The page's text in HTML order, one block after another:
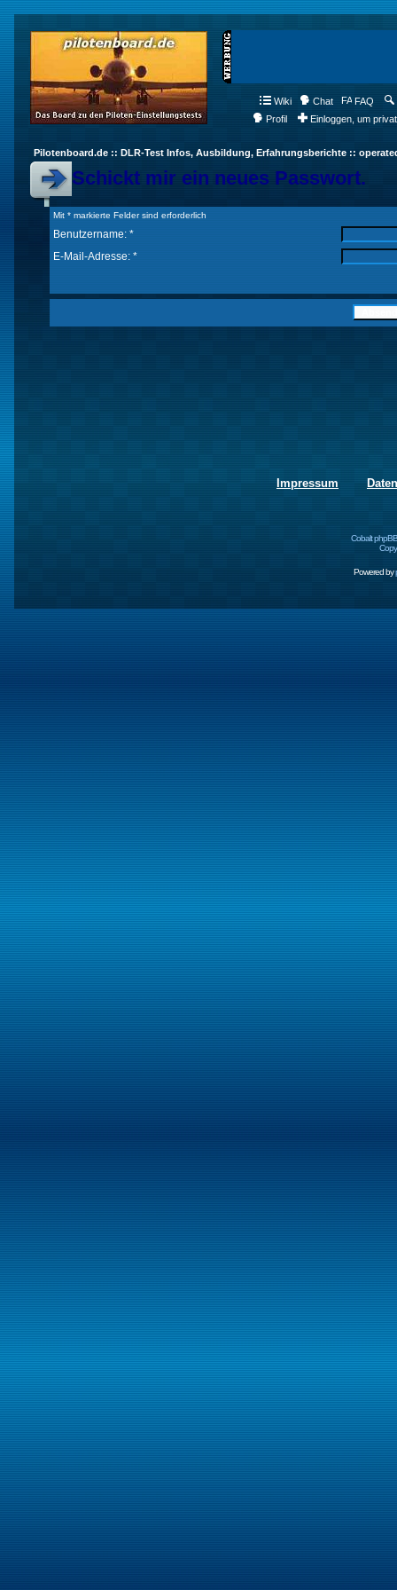
Wiki Chat FAQ
Profil
Einloggen, um
Pilotenboard.de :: DLR-Test Infos, Ausbildung, Erfahrungsberichte ::
Schickt mir ein neues Passwort.
Mit * markierte Felder sind erforderlich
Benutzername: *
E-Mail-Adresse: *
Impressum
Cobalt
Powered by